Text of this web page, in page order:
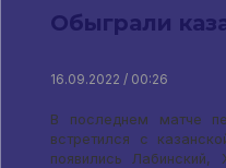
Обыграли
16.09.2022 / 00:26
В последнем матче
встретился с
появились Лабинский,